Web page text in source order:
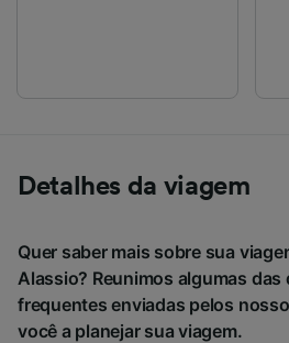
Detalhes da viagem
Quer saber mais sobre sua
Alassio? Reunimos algumas das
frequentes enviadas pelos
você a planejar sua viagem.